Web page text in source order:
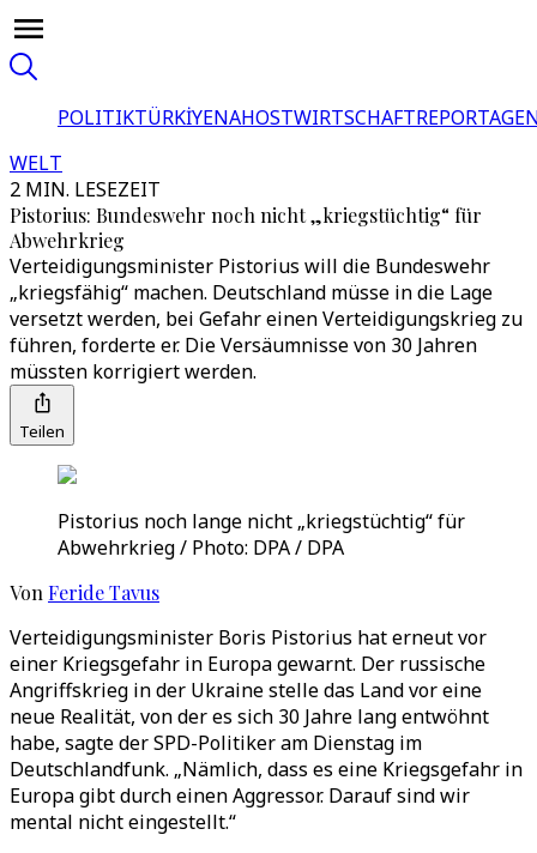
POLITIKTÜRKİYENAHOSTWIRTSCHAFT
WELT
2 MIN. LESEZEIT
Pistorius: Bundeswehr noch nicht „kriegstüchtig“ für
Abwehrkrieg
Verteidigungsminister Pistorius will die Bundeswehr
„kriegsfähig“ machen. Deutschland müsse in die Lage
versetzt werden, bei Gefahr einen Verteidigungskrieg zu
führen, forderte er. Die Versäumnisse von 30 Jahren
müssten korrigiert werden.
Teilen
Pistorius noch lange nicht „kriegstüchtig“ für
Abwehrkrieg / Photo: DPA / DPA
Von Feride Tavus
Verteidigungsminister Boris Pistorius hat erneut vor
einer Kriegsgefahr in Europa gewarnt. Der russische
Angriffskrieg in der Ukraine stelle das Land vor eine
neue Realität, von der es sich 30 Jahre lang entwöhnt
habe, sagte der SPD-Politiker am Dienstag im
Deutschlandfunk. „Nämlich, dass es eine Kriegsgefahr in
Europa gibt durch einen Aggressor. Darauf sind wir
mental nicht eingestellt.“